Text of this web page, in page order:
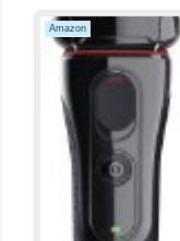
Amazon